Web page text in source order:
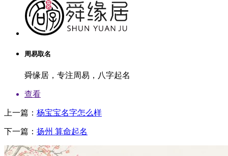
周易取名
舜缘居，专注周易，八字起名
查看
上一篇： 杨宝宝名字怎么样
下一篇： 扬州 算命起名